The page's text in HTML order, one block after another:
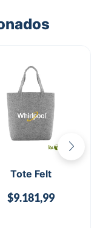
Tote Felt
$9.181,99